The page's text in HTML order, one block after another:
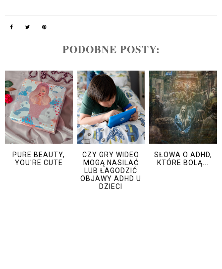
PODOBNE POSTY:
PURE BEAUTY,
YOU'RE CUTE
CZY GRY WIDEO
MOGĄ NASILAĆ
LUB ŁAGODZIĆ
OBJAWY ADHD U
DZIECI
SŁOWA O ADHD,
KTÓRE BOLĄ...